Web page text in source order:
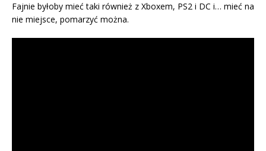
Fajnie byłoby mieć taki również z Xboxem, PS2 i DC i… mieć na
nie miejsce, pomarzyć można.